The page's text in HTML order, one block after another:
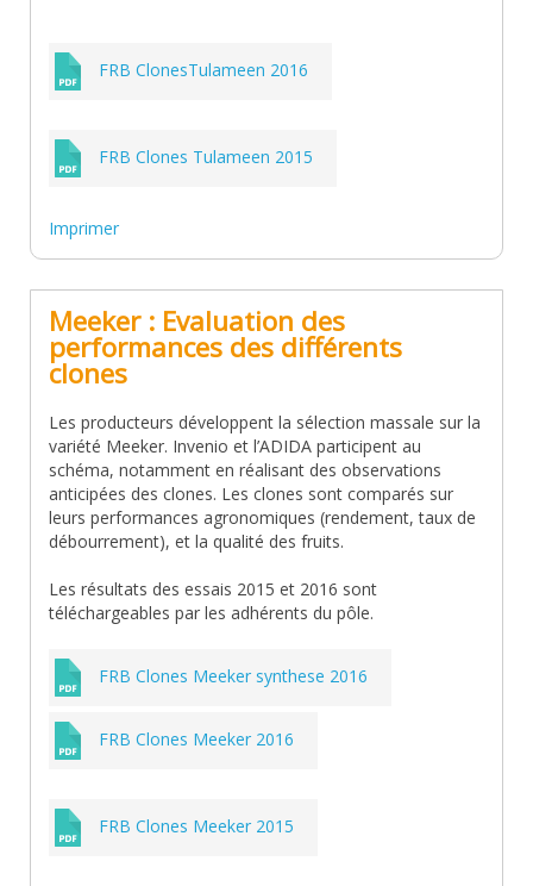
FRB ClonesTulameen 2016
FRB Clones Tulameen 2015
Imprimer
Meeker : Evaluation des
performances des différents
clones
Les producteurs développent la sélection massale sur la
variété Meeker. Invenio et l’ADIDA participent au
schéma, notamment en réalisant des observations
anticipées des clones. Les clones sont comparés sur
leurs performances agronomiques (rendement, taux de
débourrement), et la qualité des fruits.
Les résultats des essais 2015 et 2016 sont
téléchargeables par les adhérents du pôle.
FRB Clones Meeker synthese 2016
FRB Clones Meeker 2016
FRB Clones Meeker 2015